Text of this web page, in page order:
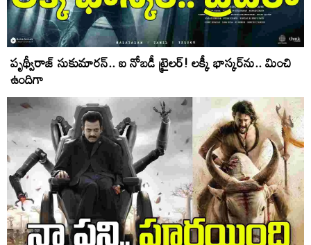
పృథ్వీరాజ్ సుకుమార‌న్.. ఐ నోబ‌డీ ట్రైల‌ర్‌! ల‌క్కీ భాస్క‌ర్‌ను.. మించి
ఉందిగా